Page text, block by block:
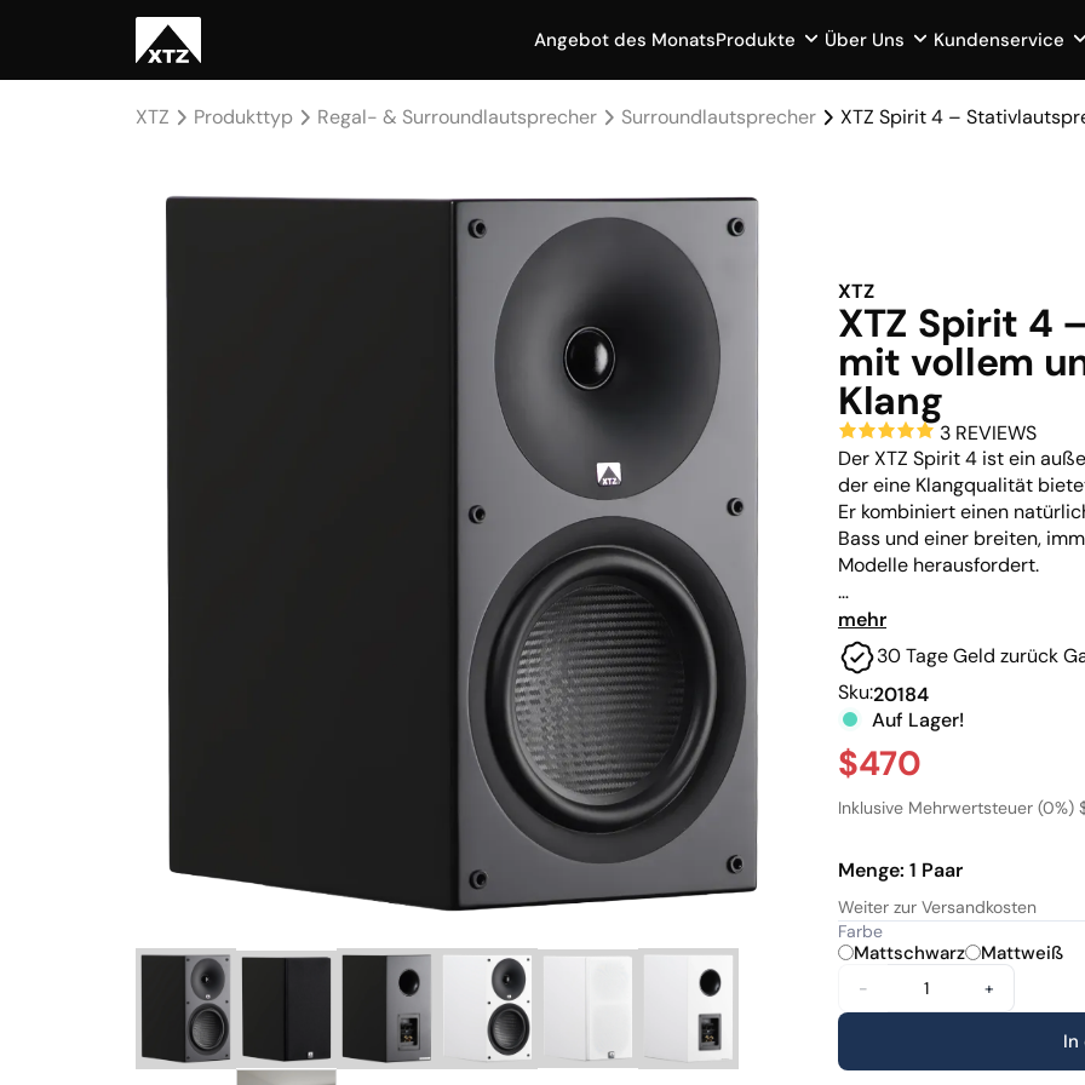
Angebot des MonatsProdukte Über Uns Kundenservice
XTZ Produkttyp Regal- & Surroundlautsprecher Surroundlautsprecher XTZ Spirit 4 –
XTZ
XTZ Spirit 4
mit vollem
Klang
3 REVIEWS
Der XTZ Spirit 4 ist ein
der eine Klangqualität
Er kombiniert einen
Bass und einer breiten,
Modelle herausfordert.
Manche halten ihn für
Dollar.
Mit demselben
Chassistechnologie wie der
abgestimmten, präzisen
fehlerverzeihend, auch bei
Spirit4 mühelos in jeden
im Regal und liefert einen
macht das den Einsatz
mehr
30 Tage Geld zurück
Sku:20184
Auf Lager!
$470
Inklusive Mehrwertsteuer (0%)
Menge: 1 Paar
Weiter zur Versandkosten
Farbe
Mattschwarz Mattweiß
- +
In